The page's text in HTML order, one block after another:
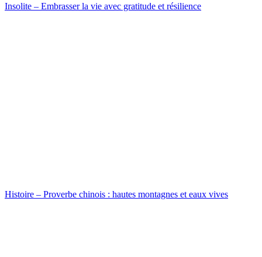
Insolite – Embrasser la vie avec gratitude et résilience
Histoire – Proverbe chinois : hautes montagnes et eaux vives